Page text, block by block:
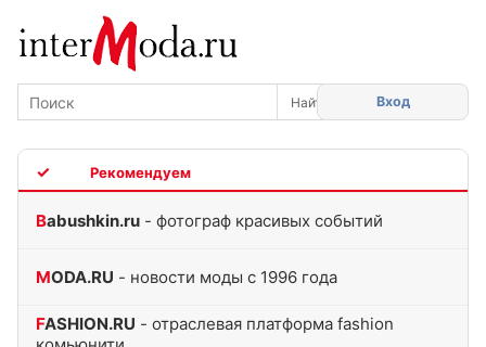
Вход
Babushkin.ru - фотограф красивых событий
MODA.RU - новости моды с 1996 года
FASHION.RU - отраслевая платформа fashion